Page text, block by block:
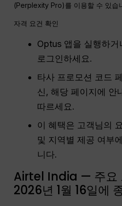
(Perplexity Pro)를 이용할 수 있습
자격 요건 확인
Optus 앱을 실행하
로그인하세요.
타사 프로모션 코드
신, 해당 페이지에 안
따르세요.
이 혜택은 고객님의
및 지역별 제공 여부
니다.
Airtel India — 주요
2026년 1월 16일에